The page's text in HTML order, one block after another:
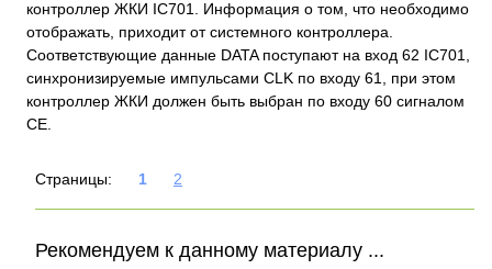
контроллер ЖКИ IC701. Информация о том, что необходимо
отображать, приходит от системного контроллера.
Соответствующие данные DATA поступают на вход 62 IC701,
синхронизируемые импульсами CLK по входу 61, при этом
контроллер ЖКИ должен быть выбран по входу 60 сигналом
СЕ.
Страницы: 1 2
Рекомендуем к данному материалу ...